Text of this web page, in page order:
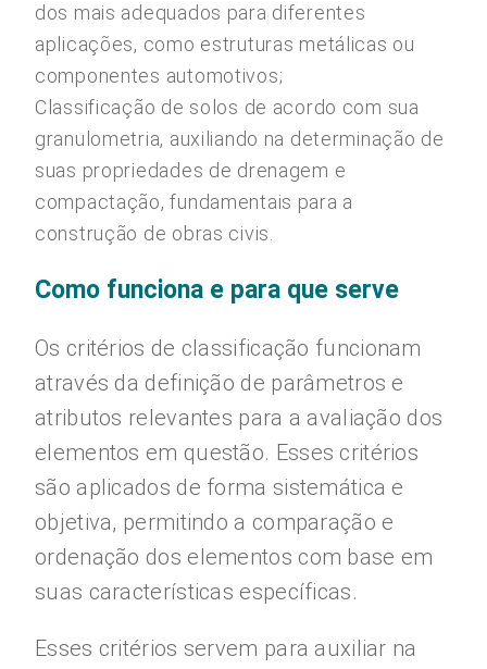
dos mais adequados para diferentes
aplicações, como estruturas metálicas ou
componentes automotivos;
Classificação de solos de acordo com sua
granulometria, auxiliando na determinação de
suas propriedades de drenagem e
compactação, fundamentais para a
construção de obras civis.
Como funciona e para que serve
Os critérios de classificação funcionam
através da definição de parâmetros e
atributos relevantes para a avaliação dos
elementos em questão. Esses critérios
são aplicados de forma sistemática e
objetiva, permitindo a comparação e
ordenação dos elementos com base em
suas características específicas.
Esses critérios servem para auxiliar na